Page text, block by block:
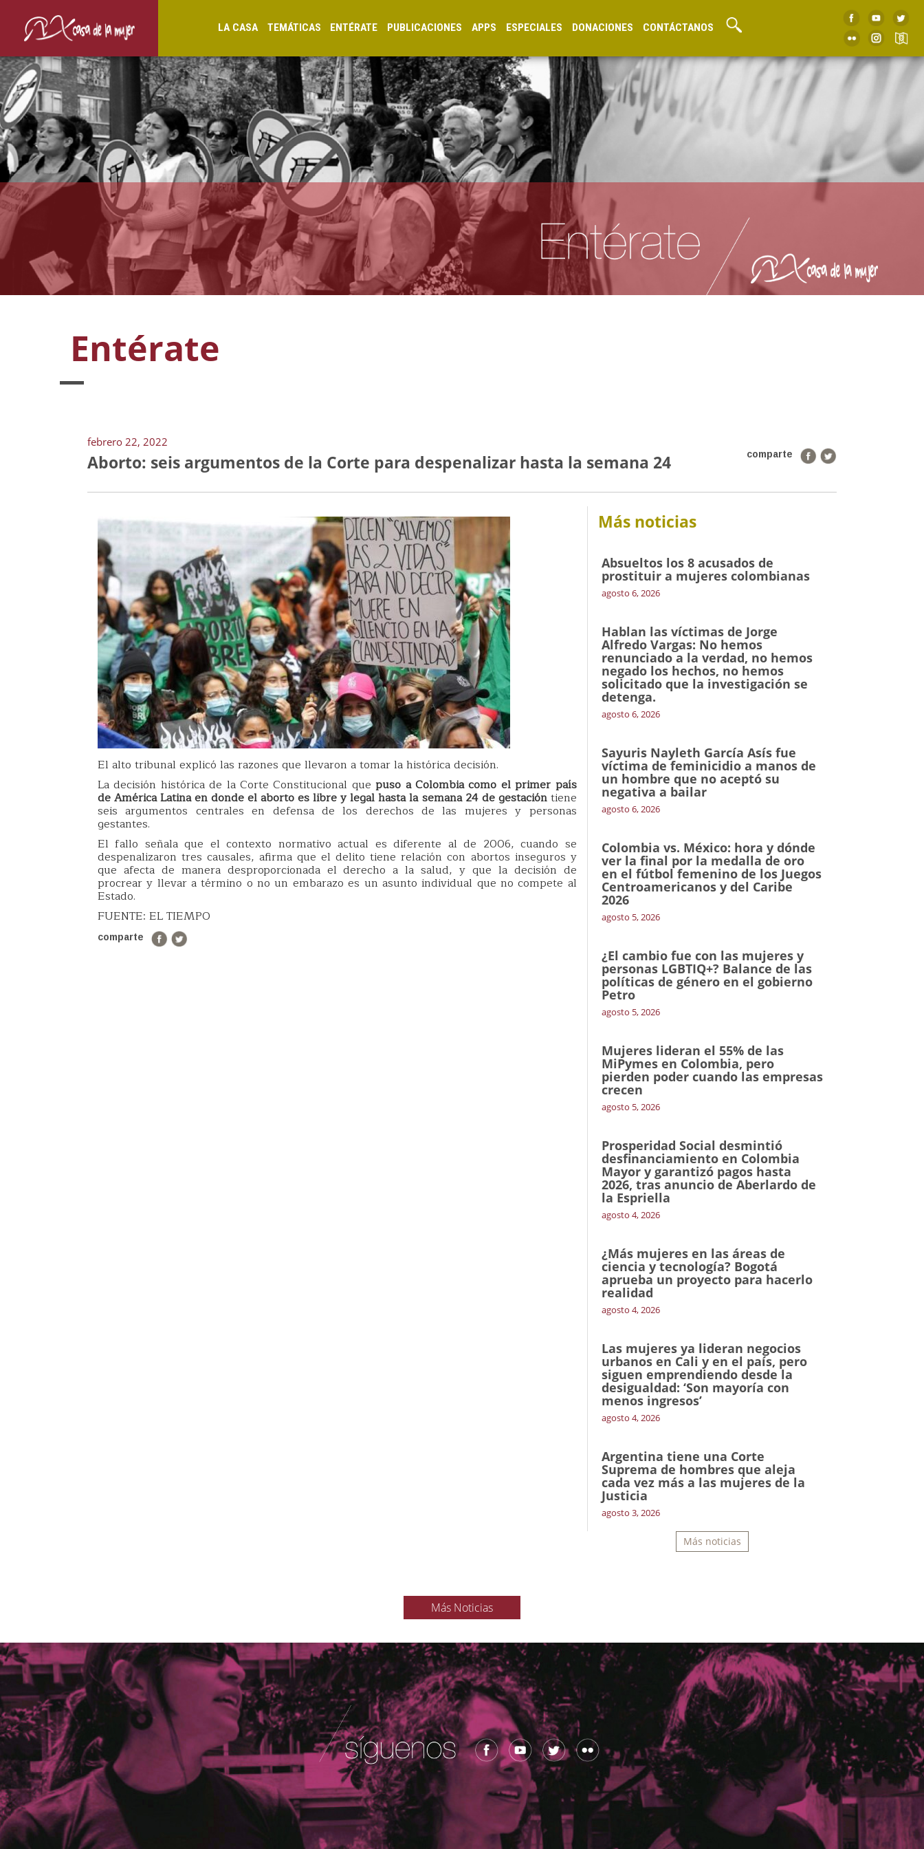
LA CASA TEMÁTICAS ENTÉRATE PUBLICACIONES APPS ESPECIALES DONACIONES CONTÁCTANOS
Entérate
febrero 22, 2022
comparte
Aborto: seis argumentos de la Corte para despenalizar hasta la semana 24
El alto tribunal explicó las razones que llevaron a tomar la histórica decisión.
La decisión histórica de la Corte Constitucional quepuso a Colombia como el primer país
de América Latina en donde el aborto es libre y legal hasta la semana 24 de gestacióntiene
seis argumentos centrales en defensa de los derechos de las mujeres y personas
gestantes.
El fallo señala que el contexto normativo actual es diferente al de 2006, cuando se
despenalizaron tres causales, afirma que el delito tiene relación con abortos inseguros y
que afecta de manera desproporcionada el derecho a la salud, y que la decisión de
procrear y llevar a término o no un embarazo es un asunto individual que no compete al
Estado.
FUENTE: EL TIEMPO
comparte
Más noticias
Absueltos los 8 acusados de
prostituir a mujeres colombianas
agosto 6, 2026
Hablan las víctimas de Jorge
Alfredo Vargas: No hemos
renunciado a la verdad, no hemos
negado los hechos, no hemos
solicitado que la investigación se
detenga.
agosto 6, 2026
Sayuris Nayleth García Asís fue
víctima de feminicidio a manos de
un hombre que no aceptó su
negativa a bailar
agosto 6, 2026
Colombia vs. México: hora y dónde
ver la final por la medalla de oro
en el fútbol femenino de los Juegos
Centroamericanos y del Caribe
2026
agosto 5, 2026
¿El cambio fue con las mujeres y
personas LGBTIQ+? Balance de las
políticas de género en el gobierno
Petro
agosto 5, 2026
Mujeres lideran el 55% de las
MiPymes en Colombia, pero
pierden poder cuando las empresas
crecen
agosto 5, 2026
Prosperidad Social desmintió
desfinanciamiento en Colombia
Mayor y garantizó pagos hasta
2026, tras anuncio de Aberlardo de
la Espriella
agosto 4, 2026
¿Más mujeres en las áreas de
ciencia y tecnología? Bogotá
aprueba un proyecto para hacerlo
realidad
agosto 4, 2026
Las mujeres ya lideran negocios
urbanos en Cali y en el país, pero
siguen emprendiendo desde la
desigualdad: ‘Son mayoría con
menos ingresos’
agosto 4, 2026
Argentina tiene una Corte
Suprema de hombres que aleja
cada vez más a las mujeres de la
Justicia
agosto 3, 2026
Más noticias
Más Noticias